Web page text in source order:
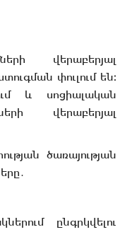
վերաբերյալ
փուլում են։
և սոցիալական
վերաբերյալ
ծառայության
ընգրկվելու